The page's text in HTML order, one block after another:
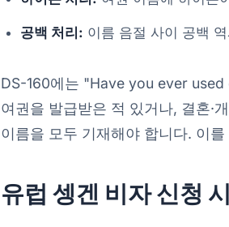
공백 처리: 이름 음절 사이 공백
DS-160에는 "Have you ever
여권을 발급받은 적 있거나, 결혼·
이름을 모두 기재해야 합니다. 이
유럽 셍겐 비자 신청